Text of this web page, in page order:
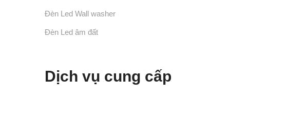
Đèn Led Wall washer
Đèn Led âm đất
Dịch vụ cung cấp